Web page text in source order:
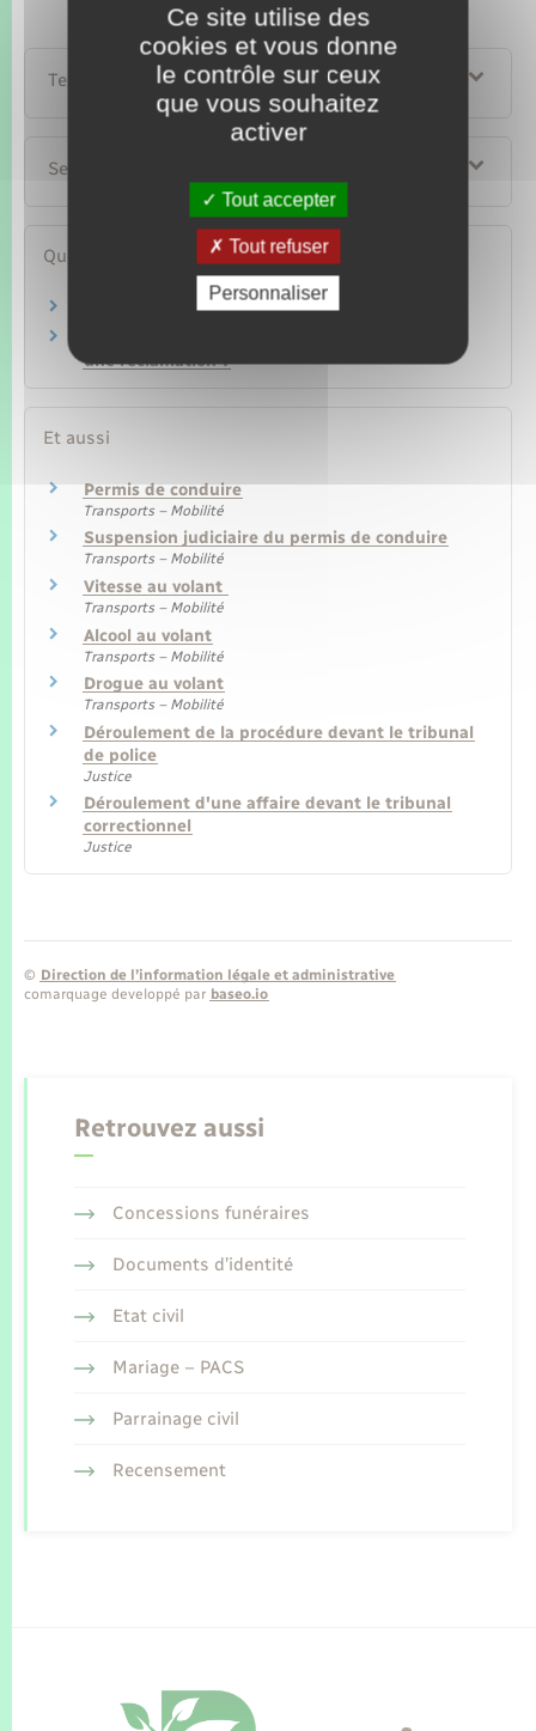
Textes de référence
Services en ligne et formulaires
Questions ? Réponses !
Retrait de permis : quelles sont les règles ?
une réclamation ?
Et aussi
Permis de conduire
Transports – Mobilité
Suspension judiciaire du permis de conduire
Transports – Mobilité
Vitesse au volant
Transports – Mobilité
Alcool au volant
Transports – Mobilité
Drogue au volant
Transports – Mobilité
Déroulement de la procédure devant le tribunal
de police
Justice
Déroulement d'une affaire devant le tribunal
correctionnel
Justice
© Direction de l’information légale et administrative
comarquage developpé par baseo.io
Retrouvez aussi
Concessions funéraires
Documents d’identité
Etat civil
Mariage – PACS
Parrainage civil
Recensement
Ce site utilise des
cookies et vous donne
le contrôle sur ceux
que vous souhaitez
activer
Tout accepter
Tout refuser
Personnaliser